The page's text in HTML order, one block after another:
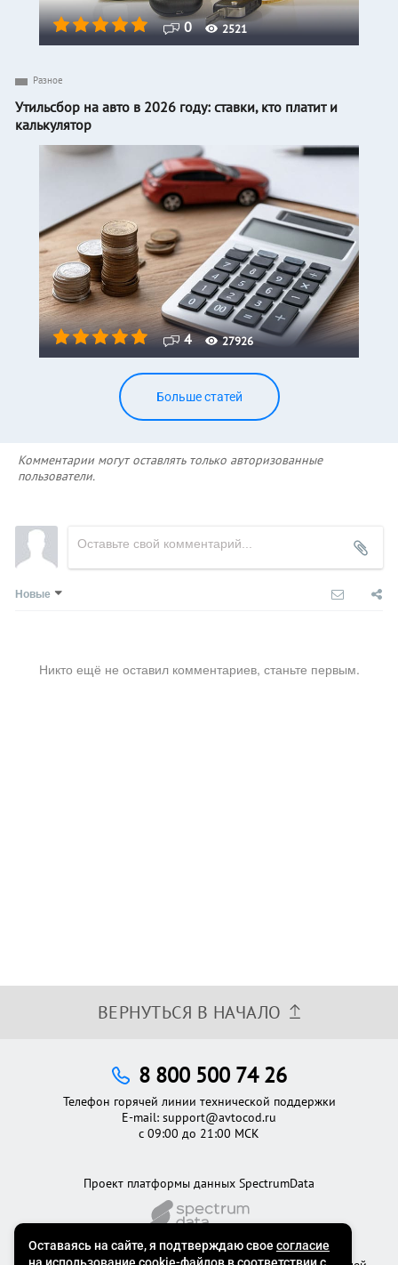
0 2521
4 27926
Разное
Утильсбор на авто в 2026 году: ставки, кто платит и
калькулятор
Больше статей
Комментарии могут оставлять только авторизованные
пользователи.
Новые
Никто ещё не оставил комментариев, станьте первым.
ВЕРНУТЬСЯ В НАЧАЛО
Проект платформы данных SpectrumData
8 800 500 74 26
Телефон горячей линии технической поддержки
E-mail: support@avtocod.ru
с 09:00 до 21:00 МСК